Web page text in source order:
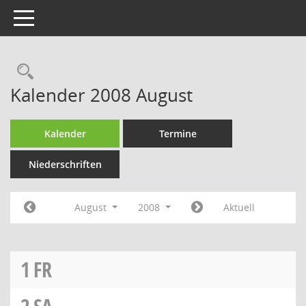
Toggle navigation
Rechercheauswahl
Kalender 2008 August
Kalender Termine
Niederschriften
August 2008 Aktuell
1 FR